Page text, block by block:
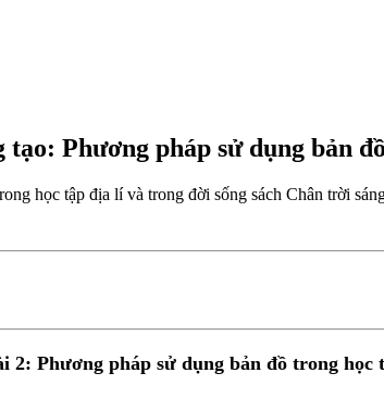
Phương pháp sử dụng bản
học tập địa lí và trong đời sống sách Chân trời
2: Phương pháp sử dụng bản đồ trong